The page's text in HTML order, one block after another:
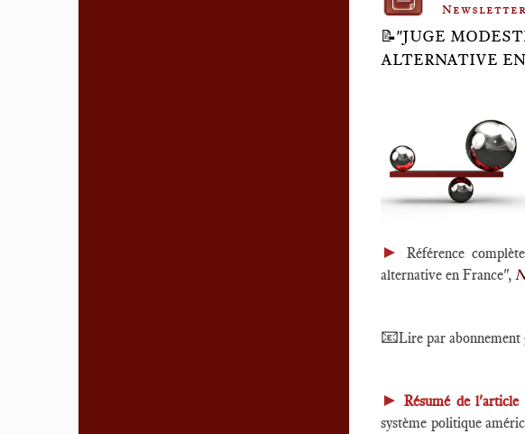
Newsletter
📝"JUGE
ALTERNATIVE
► Référence
alternative en France",
📧Lire par abonnement
► Résumé de l'article
système politique